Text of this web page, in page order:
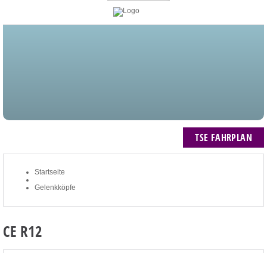
TSE FAHRPLAN
Startseite
Gelenkköpfe
CE R12